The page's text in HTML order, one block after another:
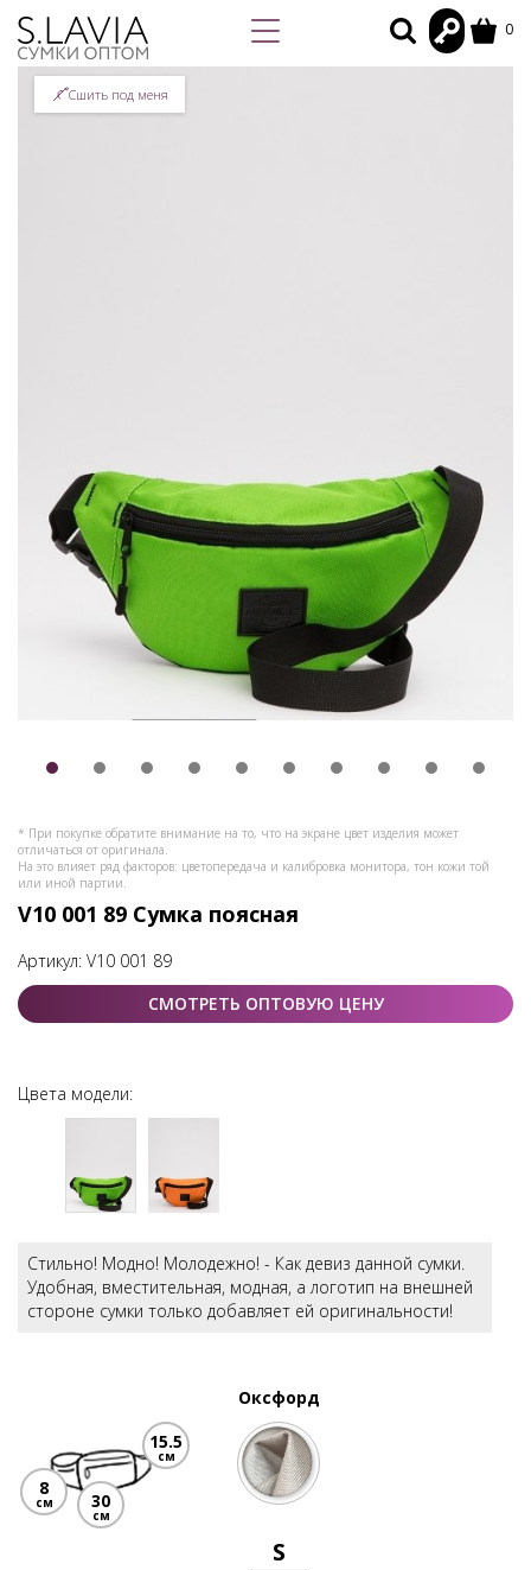
0
* При покупке обратите внимание на то, что на экране цвет изделия может
отличаться от оригинала.
На это влияет ряд факторов: цветопередача и калибровка монитора, тон кожи той
или иной партии.
Сшить под меня
V10 001 89 Сумка поясная
Артикул: V10 001 89
СМОТРЕТЬ ОПТОВУЮ ЦЕНУ
Цвета модели:
Стильно! Модно! Молодежно! - Как девиз данной сумки.
Удобная, вместительная, модная, а логотип на внешней
стороне сумки только добавляет ей оригинальности!
8
см
15.5
см
30
см
Оксфорд
S